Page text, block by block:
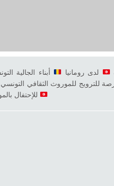
لدى رومانيا
أبناء الجالية
للترويج للموروث الثقافي